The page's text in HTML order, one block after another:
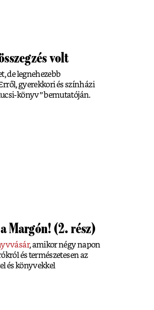
volt
de legnehezebb
gyerekkori és színházi
könyv” bemutatóján.
Margón! (2. rész)
, amikor négy napon
és természetesen az
és könyvekkel